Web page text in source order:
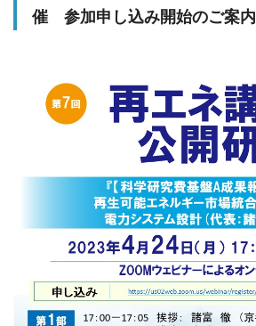
催 参加申し込み開始のご案内